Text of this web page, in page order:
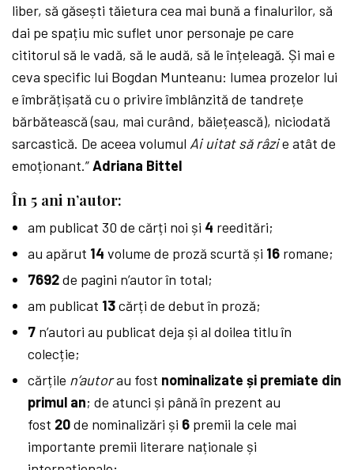
liber, să găsești tăietura cea mai bună a finalurilor, să
dai pe spațiu mic suflet unor personaje pe care
cititorul să le vadă, să le audă, să le înțeleagă. Și mai e
ceva specific lui Bogdan Munteanu: lumea prozelor lui
e îmbrățișată cu o privire îmblânzită de tandrețe
bărbătească (sau, mai curând, băiețească), niciodată
sarcastică. De aceea volumul Ai uitat să râzie atât de
emoționant.”Adriana Bittel
În 5 ani n’autor:
am publicat 30 de cărți noi și 4 reeditări;
au apărut 14 volume de proză scurtă și 16 romane;
7692de pagini n’autor în total;
am publicat 13cărți de debut în proză;
7 n’autori au publicat deja și al doilea titlu în
colecție;
cărțile n’autorau fost nominalizate și premiate din
primul an; de atunci și până în prezent au
fost 20de nominalizări și 6 premii la cele mai
importante premii literare naționale și